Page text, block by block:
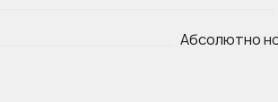
Абсолютно